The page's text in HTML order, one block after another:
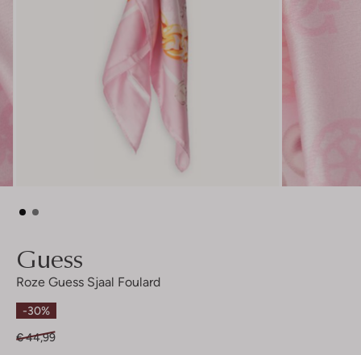
Guess
Roze Guess Sjaal Foulard
-30%
€ 44,99